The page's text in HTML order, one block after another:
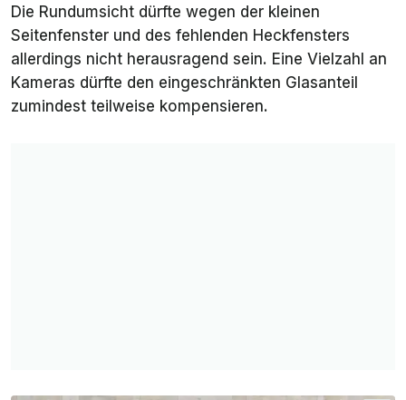
Die Rundumsicht dürfte wegen der kleinen
Seitenfenster und des fehlenden Heckfensters
allerdings nicht herausragend sein. Eine Vielzahl an
Kameras dürfte den eingeschränkten Glasanteil
zumindest teilweise kompensieren.